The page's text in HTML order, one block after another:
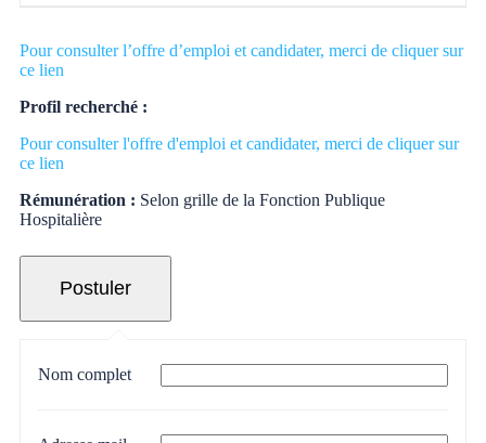
Pour consulter l’offre d’emploi et candidater, merci de cliquer sur
ce lien
Profil recherché :
Pour consulter l'offre d'emploi et candidater, merci de cliquer sur
ce lien
Rémunération : Selon grille de la Fonction Publique
Hospitalière
Nom complet